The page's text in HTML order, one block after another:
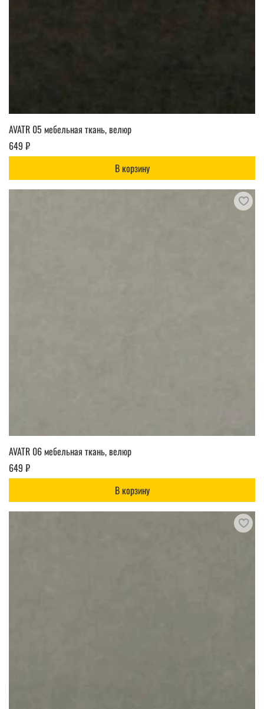
AVATR 05 мебельная ткань, велюр
649 ₽
В корзину
AVATR 06 мебельная ткань, велюр
649 ₽
В корзину